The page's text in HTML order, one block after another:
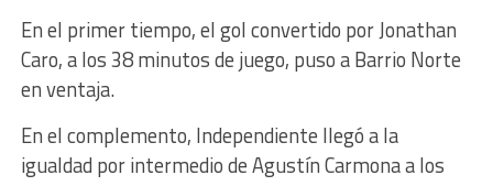
En el primer tiempo, el gol convertido por Jonathan
Caro, a los 38 minutos de juego, puso a Barrio Norte
en ventaja.
En el complemento, Independiente llegó a la
igualdad por intermedio de Agustín Carmona a los